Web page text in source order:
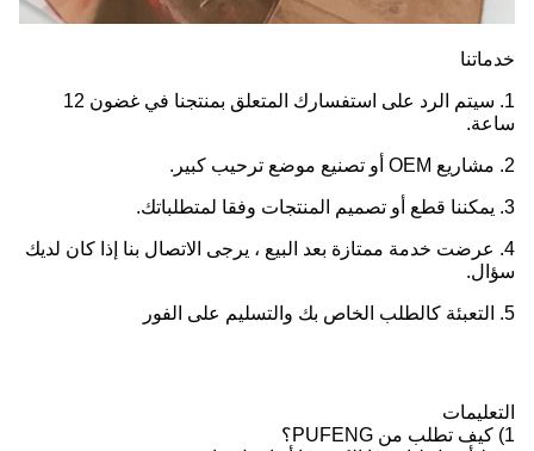
خدماتنا
1. سيتم الرد على استفسارك المتعلق بمنتجنا في غضون 12
ساعة.
2. مشاريع OEM أو تصنيع موضع ترحيب كبير.
3. يمكننا قطع أو تصميم المنتجات وفقا لمتطلباتك.
4. عرضت خدمة ممتازة بعد البيع ، يرجى الاتصال بنا إذا كان لديك
سؤال.
5. التعبئة كالطلب الخاص بك والتسليم على الفور
التعليمات
1) كيف تطلب من PUFENG؟